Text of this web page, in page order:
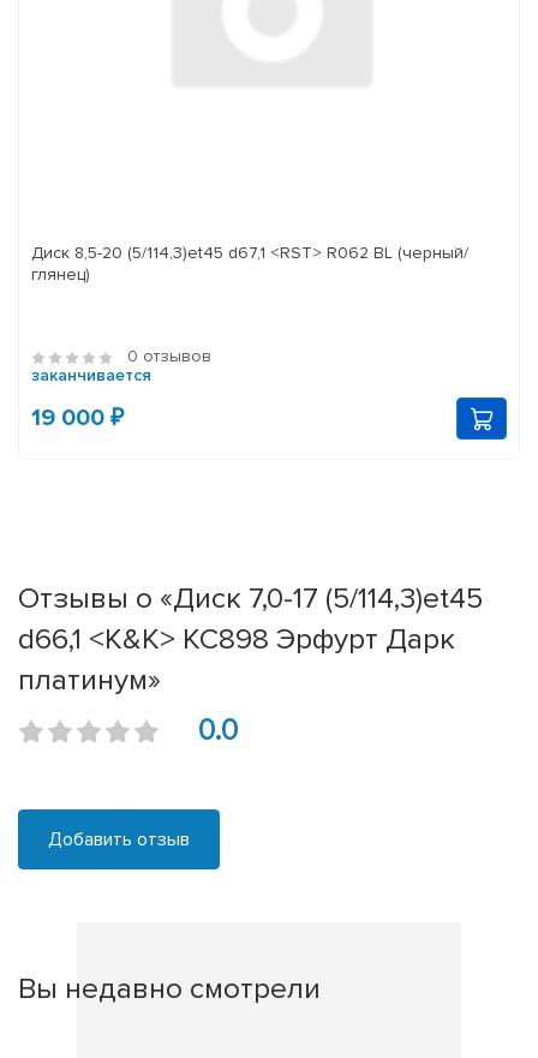
Диск 8,5-20 (5/114,3)et45 d67,1 <RST> R062 BL (черный/
глянец)
0 отзывов
заканчивается
19 000 ₽
Отзывы о «Диск 7,0-17 (5/114,3)et45
d66,1 <K&K> КС898 Эрфурт Дарк
платинум»
0.0
Добавить отзыв
Вы недавно смотрели